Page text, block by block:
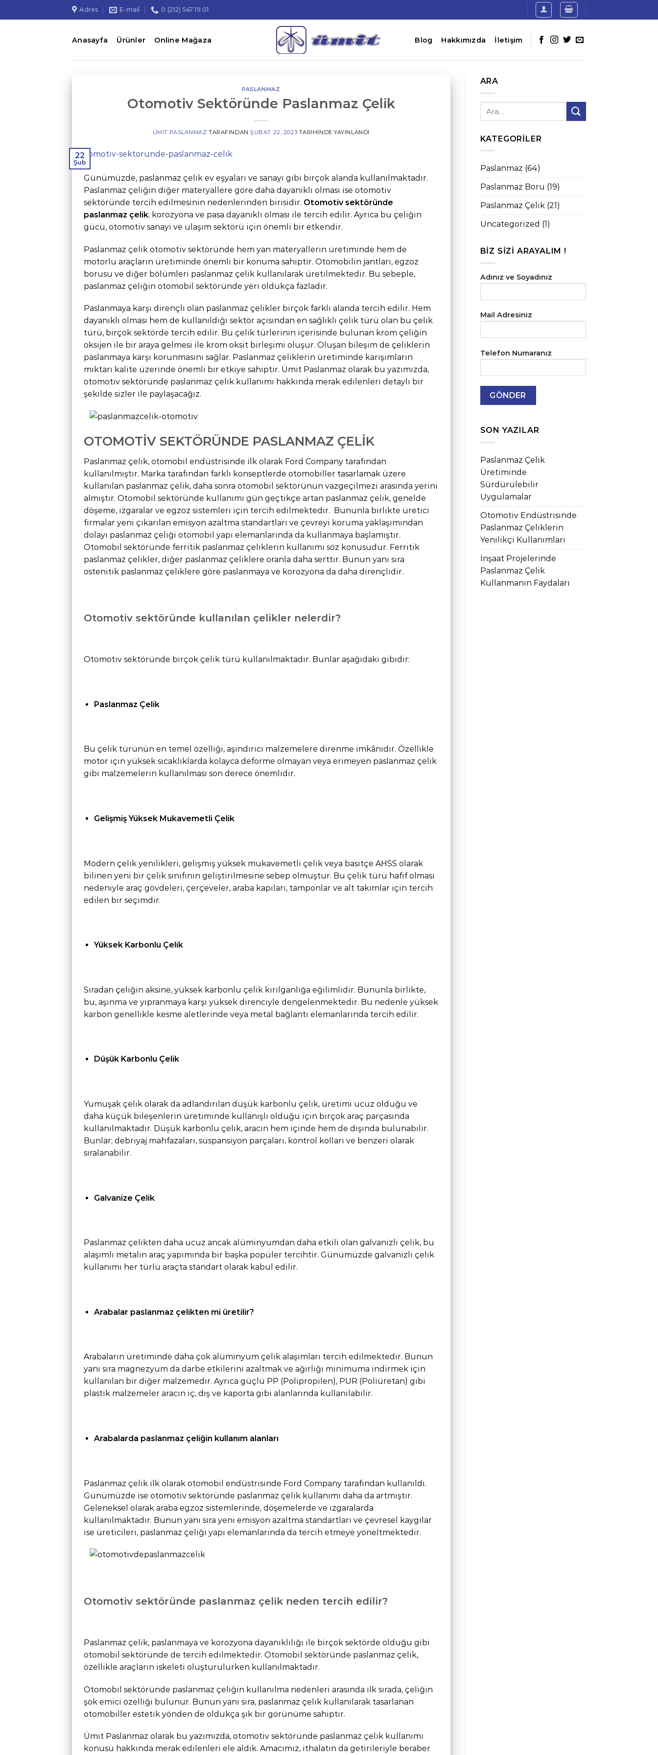
atla
Adres E-mail 0 (212) 547 19 01
Anasayfa Ürünler Online Mağaza Blog Hakkımızda İletişim
PASLANMAZ
Otomotiv Sektöründe Paslanmaz Çelik
ÜMIT PASLANMAZ TARAFINDAN ŞUBAT 22, 2023 TARIHINDE YAYINLANDI
22
Şub
Günümüzde, paslanmaz çelik ev eşyaları ve sanayi gibi birçok alanda kullanılmaktadır.
Paslanmaz çeliğin diğer materyallere göre daha dayanıklı olması ise otomotiv
sektöründe tercih edilmesinin nedenlerinden birisidir. Otomotiv sektöründe
paslanmaz çelik; korozyona ve pasa dayanıklı olması ile tercih edilir. Ayrıca bu çeliğin
gücü, otomotiv sanayi ve ulaşım sektörü için önemli bir etkendir.
Paslanmaz çelik otomotiv sektöründe hem yan materyallerin üretiminde hem de
motorlu araçların üretiminde önemli bir konuma sahiptir. Otomobilin jantları, egzoz
borusu ve diğer bölümleri paslanmaz çelik kullanılarak üretilmektedir. Bu sebeple,
paslanmaz çeliğin otomobil sektöründe yeri oldukça fazladır.
Paslanmaya karşı dirençli olan paslanmaz çelikler birçok farklı alanda tercih edilir. Hem
dayanıklı olması hem de kullanıldığı sektör açısından en sağlıklı çelik türü olan bu çelik
türü, birçok sektörde tercih edilir. Bu çelik türlerinin içerisinde bulunan krom çeliğin
oksijen ile bir araya gelmesi ile krom oksit birleşimi oluşur. Oluşan bileşim de çeliklerin
paslanmaya karşı korunmasını sağlar. Paslanmaz çeliklerin üretiminde karışımların
miktarı kalite üzerinde önemli bir etkiye sahiptir. Ümit Paslanmaz olarak bu yazımızda,
otomotiv sektöründe paslanmaz çelik kullanımı hakkında merak edilenleri detaylı bir
şekilde sizler ile paylaşacağız.
OTOMOTİV SEKTÖRÜNDE PASLANMAZ ÇELİK
Paslanmaz çelik, otomobil endüstrisinde ilk olarak Ford Company tarafından
kullanılmıştır. Marka tarafından farklı konseptlerde otomobiller tasarlamak üzere
kullanılan paslanmaz çelik, daha sonra otomobil sektörünün vazgeçilmezi arasında yerini
almıştır. Otomobil sektöründe kullanımı gün geçtikçe artan paslanmaz çelik, genelde
döşeme, ızgaralar ve egzoz sistemleri için tercih edilmektedir. Bununla birlikte üretici
firmalar yeni çıkarılan emisyon azaltma standartları ve çevreyi koruma yaklaşımından
dolayı paslanmaz çeliği otomobil yapı elemanlarında da kullanmaya başlamıştır.
Otomobil sektöründe ferritik paslanmaz çeliklerin kullanımı söz konusudur. Ferritik
paslanmaz çelikler, diğer paslanmaz çeliklere oranla daha serttir. Bunun yanı sıra
ostenitik paslanmaz çeliklere göre paslanmaya ve korozyona da daha dirençlidir.
Otomotiv sektöründe kullanılan çelikler nelerdir?
Otomotiv sektöründe birçok çelik türü kullanılmaktadır. Bunlar aşağıdaki gibidir:
Paslanmaz Çelik
Bu çelik türünün en temel özelliği, aşındırıcı malzemelere direnme imkânıdır. Özellikle
motor için yüksek sıcaklıklarda kolayca deforme olmayan veya erimeyen paslanmaz çelik
gibi malzemelerin kullanılması son derece önemlidir.
Gelişmiş Yüksek Mukavemetli Çelik
Modern çelik yenilikleri, gelişmiş yüksek mukavemetli çelik veya basitçe AHSS olarak
bilinen yeni bir çelik sınıfının geliştirilmesine sebep olmuştur. Bu çelik türü hafif olması
nedeniyle araç gövdeleri, çerçeveler, araba kapıları, tamponlar ve alt takımlar için tercih
edilen bir seçimdir.
Yüksek Karbonlu Çelik
Sıradan çeliğin aksine, yüksek karbonlu çelik kırılganlığa eğilimlidir. Bununla birlikte,
bu, aşınma ve yıpranmaya karşı yüksek direnciyle dengelenmektedir. Bu nedenle yüksek
karbon genellikle kesme aletlerinde veya metal bağlantı elemanlarında tercih edilir.
Düşük Karbonlu Çelik
Yumuşak çelik olarak da adlandırılan düşük karbonlu çelik, üretimi ucuz olduğu ve
daha küçük bileşenlerin üretiminde kullanışlı olduğu için birçok araç parçasında
kullanılmaktadır. Düşük karbonlu çelik, aracın hem içinde hem de dışında bulunabilir.
Bunlar; debriyaj mahfazaları, süspansiyon parçaları, kontrol kolları ve benzeri olarak
sıralanabilir.
Galvanize Çelik
Paslanmaz çelikten daha ucuz ancak alüminyumdan daha etkili olan galvanizli çelik, bu
alaşımlı metalin araç yapımında bir başka popüler tercihtir. Günümüzde galvanizli çelik
kullanımı her türlü araçta standart olarak kabul edilir.
Arabalar paslanmaz çelikten mi üretilir?
Arabaların üretiminde daha çok alüminyum çelik alaşımları tercih edilmektedir. Bunun
yanı sıra magnezyum da darbe etkilerini azaltmak ve ağırlığı minimuma indirmek için
kullanılan bir diğer malzemedir. Ayrıca güçlü PP (Polipropilen), PUR (Poliüretan) gibi
plastik malzemeler aracın iç, dış ve kaporta gibi alanlarında kullanılabilir.
Arabalarda paslanmaz çeliğin kullanım alanları
Paslanmaz çelik ilk olarak otomobil endüstrisinde Ford Company tarafından kullanıldı.
Günümüzde ise otomotiv sektöründe paslanmaz çelik kullanımı daha da artmıştır.
Geleneksel olarak araba egzoz sistemlerinde, döşemelerde ve ızgaralarda
kullanılmaktadır. Bunun yanı sıra yeni emisyon azaltma standartları ve çevresel kaygılar
ise üreticileri, paslanmaz çeliği yapı elemanlarında da tercih etmeye yöneltmektedir.
Otomotiv sektöründe paslanmaz çelik neden tercih edilir?
Paslanmaz çelik, paslanmaya ve korozyona dayanıklılığı ile birçok sektörde olduğu gibi
otomobil sektöründe de tercih edilmektedir. Otomobil sektöründe paslanmaz çelik,
özellikle araçların iskeleti oluşturulurken kullanılmaktadır.
Otomobil sektöründe paslanmaz çeliğin kullanılma nedenleri arasında ilk sırada, çeliğin
şok emici özelliği bulunur. Bunun yanı sıra, paslanmaz çelik kullanılarak tasarlanan
otomobiller estetik yönden de oldukça şık bir görünüme sahiptir.
Ümit Paslanmaz olarak bu yazımızda, otomotiv sektöründe paslanmaz çelik kullanımı
konusu hakkında merak edilenleri ele aldık. Amacımız, ithalatın da getirileriyle beraber
ARA
KATEGORILER
Paslanmaz (64)
Paslanmaz Boru (19)
Paslanmaz Çelik(21)
Uncategorized (1)
BIZ SIZI ARAYALIM !
Adınız ve Soyadınız
Mail Adresiniz
Telefon Numaranız
SON YAZILAR
Paslanmaz Çelik
Üretiminde
Sürdürülebilir
Uygulamalar
Otomotiv Endüstrisinde
Paslanmaz Çeliklerin
Yenilikçi Kullanımları
İnşaat Projelerinde
Paslanmaz Çelik
Kullanmanın Faydaları